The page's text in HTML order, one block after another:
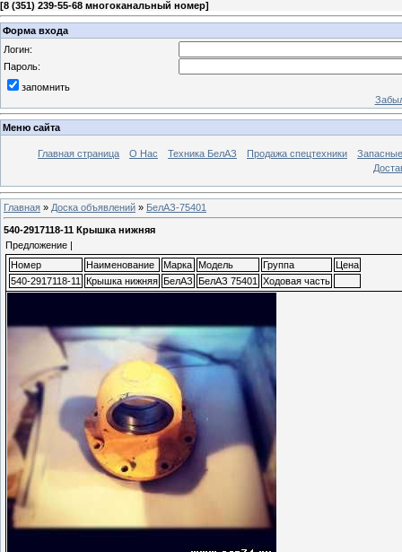
[8 (351) 239-55-68 многоканальный номер]
Форма входа
Логин:
Пароль:
запомнить
Меню сайта
Главная страница О Нас Техника БелАЗ Продажа спецтехники
Главная » Доска объявлений » БелАЗ-75401
540-2917118-11 Крышка нижняя
Предложение |
Номер
Наименование Марка Модель Группа
Цена
540-2917118-11
Крышка нижняя БелАЗ БелАЗ 75401 Ходовая часть